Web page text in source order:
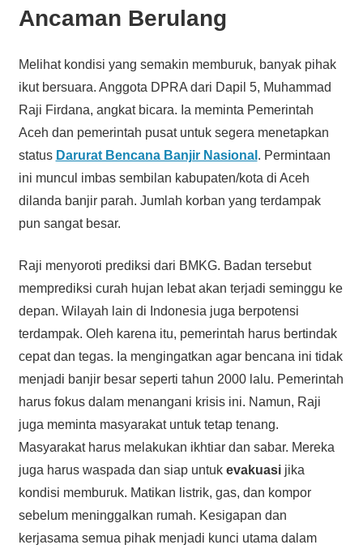
Ancaman Berulang
Melihat kondisi yang semakin memburuk, banyak pihak
ikut bersuara. Anggota DPRA dari Dapil 5, Muhammad
Raji Firdana, angkat bicara. Ia meminta Pemerintah
Aceh dan pemerintah pusat untuk segera menetapkan
status Darurat Bencana Banjir Nasional . Permintaan
ini muncul imbas sembilan kabupaten/kota di Aceh
dilanda banjir parah. Jumlah korban yang terdampak
pun sangat besar.
Raji menyoroti prediksi dari BMKG. Badan tersebut
memprediksi curah hujan lebat akan terjadi seminggu ke
depan. Wilayah lain di Indonesia juga berpotensi
terdampak. Oleh karena itu, pemerintah harus bertindak
cepat dan tegas. Ia mengingatkan agar bencana ini tidak
menjadi banjir besar seperti tahun 2000 lalu. Pemerintah
harus fokus dalam menangani krisis ini. Namun, Raji
juga meminta masyarakat untuk tetap tenang.
Masyarakat harus melakukan ikhtiar dan sabar. Mereka
juga harus waspada dan siap untuk evakuasijika
kondisi memburuk. Matikan listrik, gas, dan kompor
sebelum meninggalkan rumah. Kesigapan dan
kerjasama semua pihak menjadi kunci utama dalam